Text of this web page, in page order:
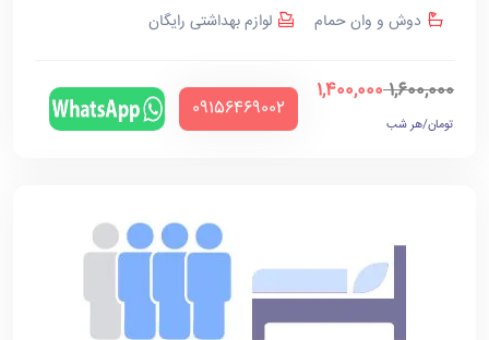
دوش و وان حمام
لوازم بهداشتی رایگان
1,600,000
1,400,000
تومان/هر شب
‪09156469002‬